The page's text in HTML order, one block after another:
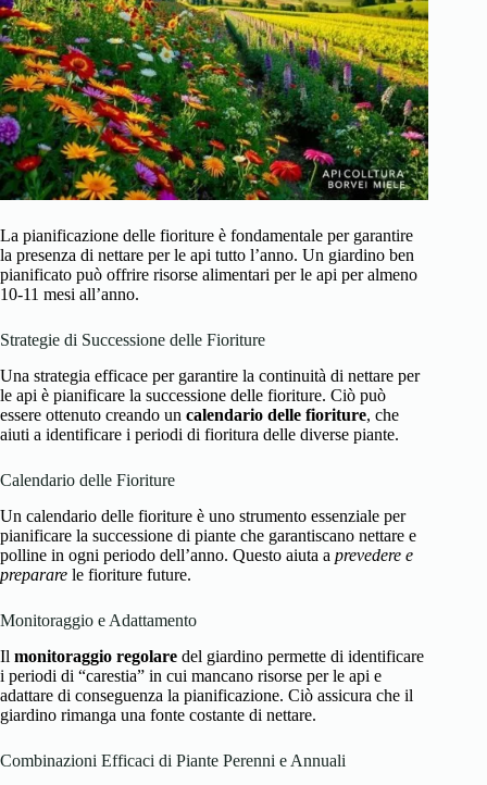
La pianificazione delle fioriture è fondamentale per garantire
la presenza di nettare per le api tutto l’anno. Un giardino ben
pianificato può offrire risorse alimentari per le api per almeno
10-11 mesi all’anno.
Strategie di Successione delle Fioriture
Una strategia efficace per garantire la continuità di nettare per
le api è pianificare la successione delle fioriture. Ciò può
essere ottenuto creando un calendario delle fioriture, che
aiuti a identificare i periodi di fioritura delle diverse piante.
Calendario delle Fioriture
Un calendario delle fioriture è uno strumento essenziale per
pianificare la successione di piante che garantiscano nettare e
polline in ogni periodo dell’anno. Questo aiuta a prevedere e
preparare le fioriture future.
Monitoraggio e Adattamento
Il monitoraggio regolare del giardino permette di identificare
i periodi di “carestia” in cui mancano risorse per le api e
adattare di conseguenza la pianificazione. Ciò assicura che il
giardino rimanga una fonte costante di nettare.
Combinazioni Efficaci di Piante Perenni e Annuali